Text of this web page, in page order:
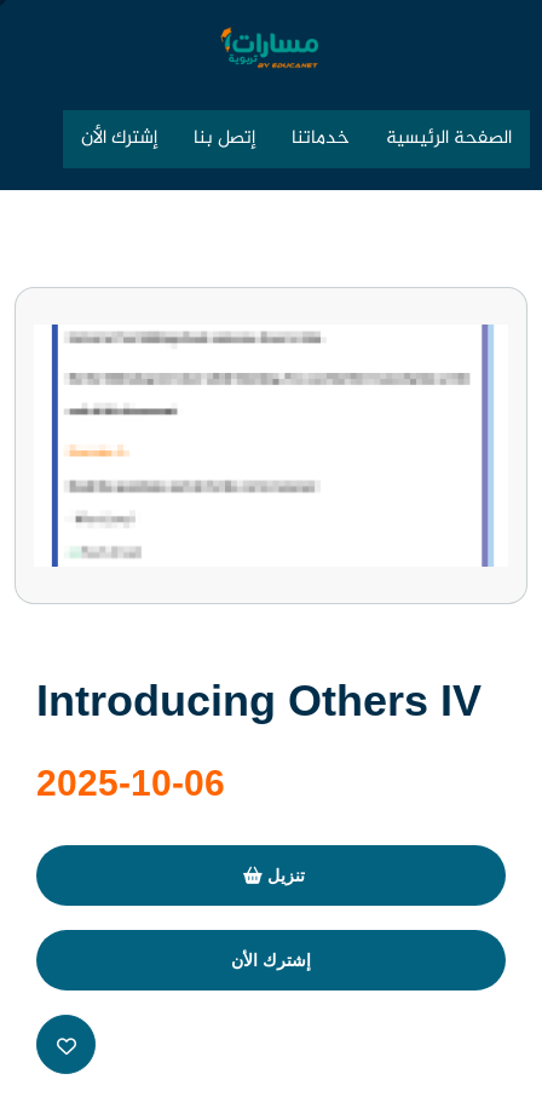
الصفحة الرئيسية خدماتنا إتصل بنا إشترك الأن
Introducing Others IV
2025-10-06
تنزيل
إشترك الأن